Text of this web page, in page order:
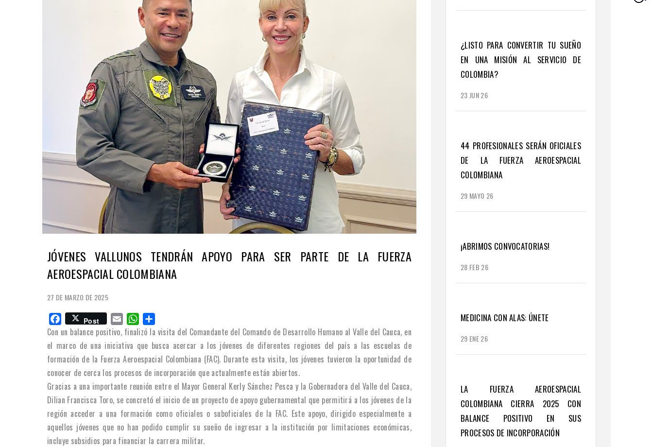
JÓVENES VALLUNOS TENDRÁN APOYO PARA SER PARTE DE LA FUERZA
AEROESPACIAL COLOMBIANA
27 DE MARZO DE 2025
FacebookPost Email WhatsApp
Con un balance positivo, finalizó la visita del Comandante del Comando de Desarrollo Humano al Valle del Cauca, en
el marco de una iniciativa que busca acercar a los jóvenes de diferentes regiones del país a las escuelas de
formación de la Fuerza Aeroespacial Colombiana (FAC). Durante esta visita, los jóvenes tuvieron la oportunidad de
conocer de cerca los procesos de incorporación que actualmente están abiertos.
Gracias a una importante reunión entre el Mayor General Kerly Sánchez Pesca y la Gobernadora del Valle del Cauca,
Dilian Francisca Toro, se concretó el inicio de un proyecto de apoyo gubernamental que permitirá a los jóvenes de la
región acceder a una formación como oficiales o suboficiales de la FAC. Este apoyo, dirigido especialmente a
aquellos jóvenes que no han podido cumplir su sueño de ingresar a la institución por limitaciones económicas,
incluye subsidios para financiar la carrera militar.
¿LISTO PARA CONVERTIR TU SUEÑO
EN UNA MISIÓN AL SERVICIO DE
COLOMBIA?
23 JUN 26
44 PROFESIONALES SERÁN OFICIALES
DE LA FUERZA AEROESPACIAL
COLOMBIANA
29 MAYO 26
¡ABRIMOS CONVOCATORIAS!
28 FEB 26
MEDICINA CON ALAS: ÚNETE
29 ENE 26
LA FUERZA AEROESPACIAL
COLOMBIANA CIERRA 2025 CON
BALANCE POSITIVO EN SUS
PROCESOS DE INCORPORACIÓN